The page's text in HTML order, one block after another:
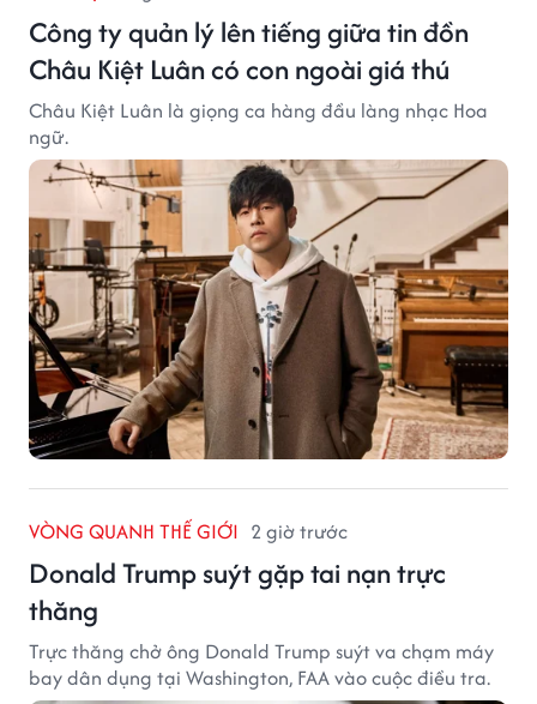
Công ty quản lý lên tiếng giữa tin đồn
Châu Kiệt Luân có con ngoài giá thú
Châu Kiệt Luân là giọng ca hàng đầu làng nhạc Hoa
ngữ.
VÒNG QUANH THẾ GIỚI 2 giờ trước
Donald Trump suýt gặp tai nạn trực
thăng
Trực thăng chở ông Donald Trump suýt va chạm máy
bay dân dụng tại Washington, FAA vào cuộc điều tra.